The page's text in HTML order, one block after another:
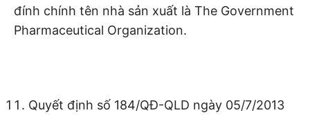
đính chính tên nhà sản xuất là The Government
Pharmaceutical Organization.
Quyết định số 184/QĐ-QLD ngày 05/7/2013